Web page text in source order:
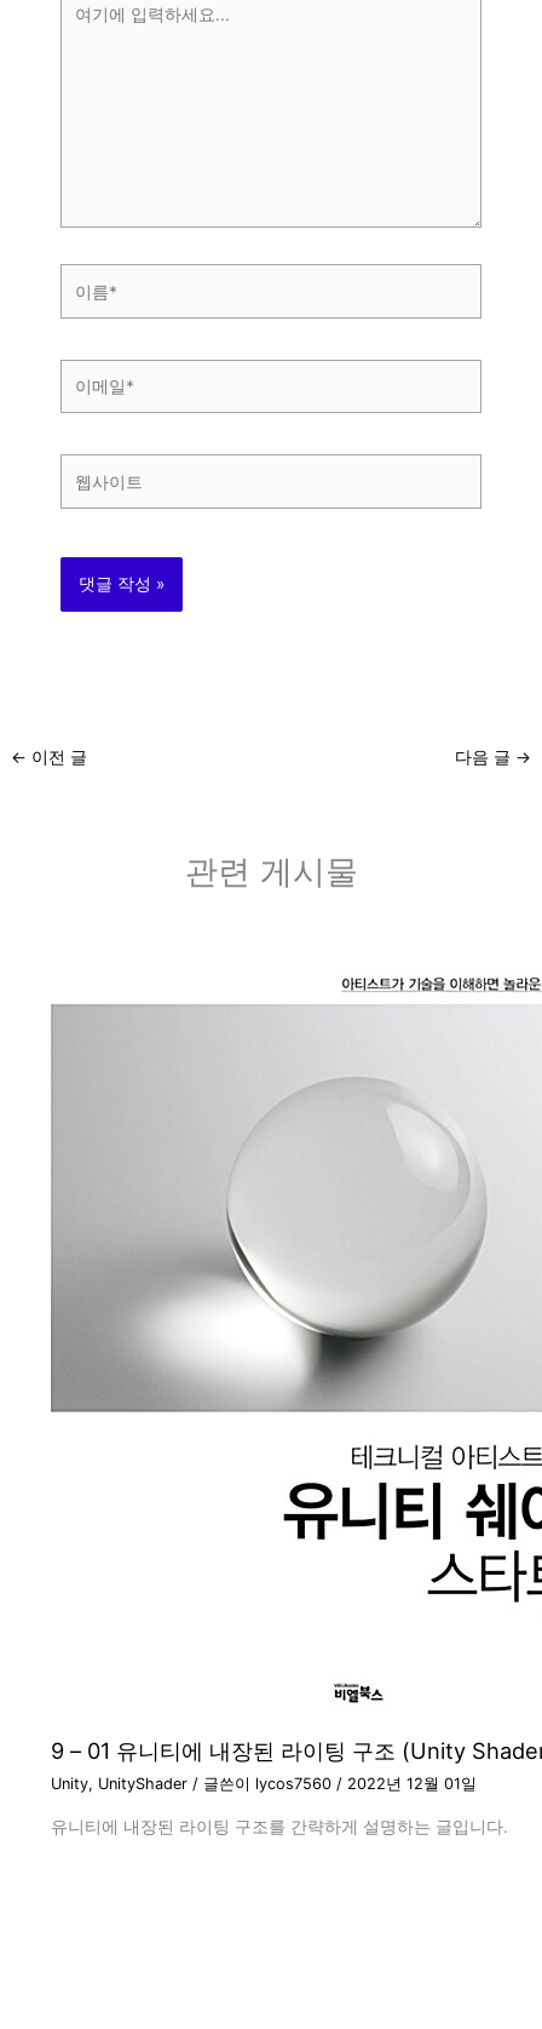
*
← 이전 글 다음 글 →
관련 게시물
9 – 01 유니티에 내장된 라이팅 구조 (Unity
Unity, UnityShader/ 글쓴이 lycos7560 / 2022년 12월 01일
유니티에 내장된 라이팅 구조를 간략하게 설명하는 글입니다.